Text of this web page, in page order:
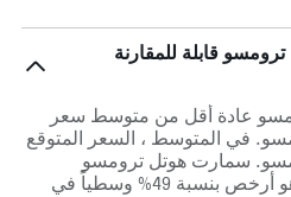
قابلة للمقارنة
عادة أقل من متوسط ​​سعر
في ترومسو. في المتوسط ، السعر المتوقع
سمارت هوتل ترومسو
سيعطيك 287 ﷼ في الليلة وهو أرخص بنسبة 49% وسطياً في